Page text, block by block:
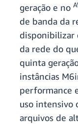
geração e no
de banda da
disponibilizar
da rede do
quinta
instâncias
performance
uso intensivo
arquivos de